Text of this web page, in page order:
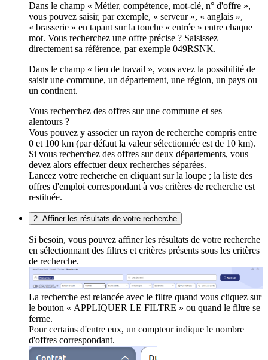
Dans le champ « Métier, compétence, mot-clé, n° d'offre »,
vous pouvez saisir, par exemple, « serveur », « anglais »,
« brasserie » en tapant sur la touche « entrée » entre chaque
mot. Vous recherchez une offre précise ? Saisissez
directement sa référence, par exemple 049RSNK.
Dans le champ « lieu de travail », vous avez la possibilité de
saisir une commune, un département, une région, un pays ou
un continent.
Vous recherchez des offres sur une commune et ses
alentours ?
Vous pouvez y associer un rayon de recherche compris entre
0 et 100 km (par défaut la valeur sélectionnée est de 10 km).
Si vous recherchez des offres sur deux départements, vous
devez alors effectuer deux recherches séparées.
Lancez votre recherche en cliquant sur la loupe ; la liste des
offres d'emploi correspondant à vos critères de recherche est
restituée.
2. Affiner les résultats de votre recherche
Si besoin, vous pouvez affiner les résultats de votre recherche
en sélectionnant des filtres et critères présents sous les critères
de recherche.
La recherche est relancée avec le filtre quand vous cliquez sur
le bouton « APPLIQUER LE FILTRE » ou quand le filtre se
ferme.
Pour certains d'entre eux, un compteur indique le nombre
d'offres correspondant.